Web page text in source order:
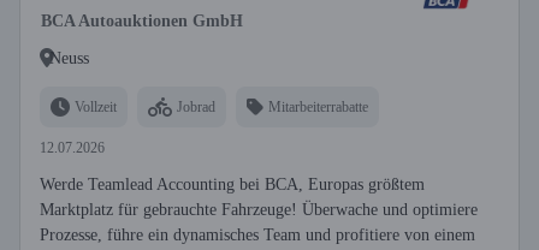
BCA Autoauktionen GmbH
Neuss
Vollzeit Jobrad Mitarbeiterrabatte
12.07.2026
Werde Teamlead Accounting bei BCA, Europas größtem
Marktplatz für gebrauchte Fahrzeuge! Überwache und optimiere
Prozesse, führe ein dynamisches Team und profitiere von einem